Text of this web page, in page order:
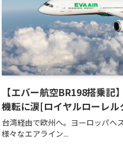
【エバー航空BR198搭乗
機転に涙[ロイヤルローレル
台湾経由で欧州へ。ヨーロッパへ
様々なエアライン...